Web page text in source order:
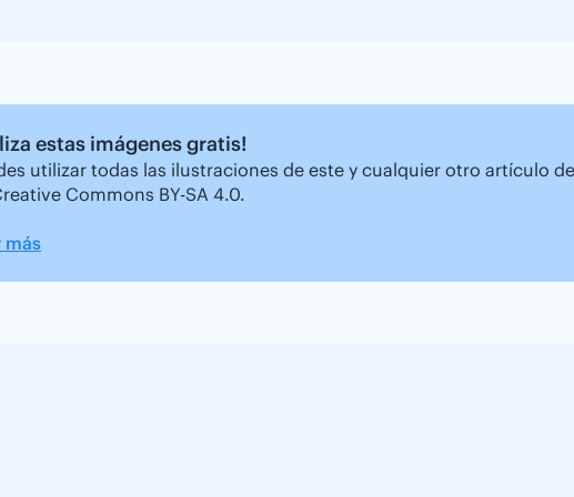
estas imágenes gratis!
utilizar todas las ilustraciones de este y cualquier otro artículo
Commons BY-SA 4.0.
más